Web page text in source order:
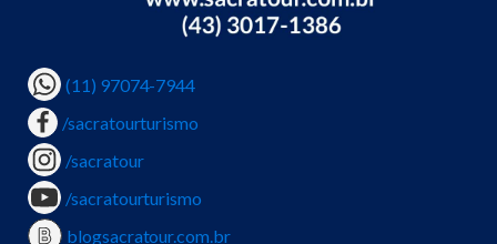
(11) 97074-7944
/sacratourturismo
/sacratour
/sacratourturismo
blogsacratour.com.br